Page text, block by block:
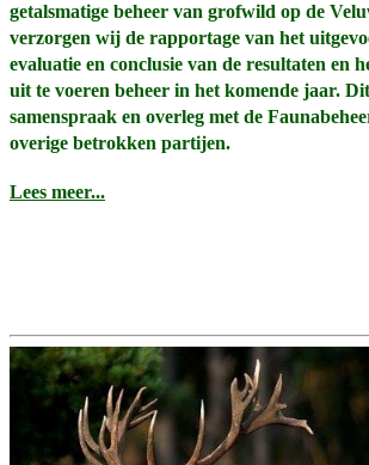
getalsmatige beheer van grofwild op de
verzorgen wij de rapportage van het
evaluatie en conclusie van de resultaten en
uit te voeren beheer in het komende jaar.
samenspraak en overleg met de
overige betrokken partijen.
Lees meer...